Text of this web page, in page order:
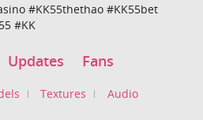
#KK55thethao #KK55bet
#KK
Updates Fans
Textures Audio